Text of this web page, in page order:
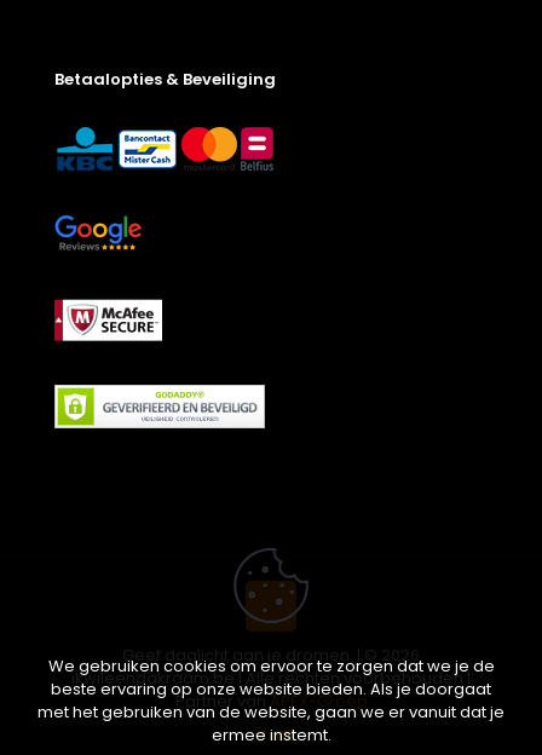
Betaalopties & Beveiliging
Geef daglicht aan je dromen. | © 2026
ikwileendakraam.be | Alle rechten voorbehouden |
Partner vanAPEX-Groep
We gebruiken cookies om ervoor te zorgen dat we je de
beste ervaring op onze website bieden. Als je doorgaat
met het gebruiken van de website, gaan we er vanuit dat je
ermee instemt.